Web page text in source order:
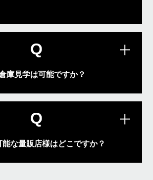
のご用意もありますので支給は不
Q
庫見学は可能ですか？
Q
能な量販店様はどこですか？
手量販店様に対応しております。
現在取り扱いのない量販店様でも